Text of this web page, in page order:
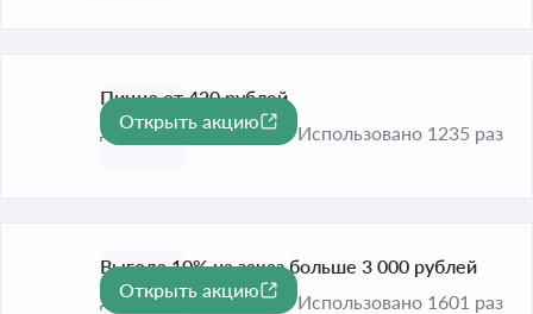
Пицца от 420 рублей
До 31 окт. 2026
Открыть акцию
Использовано 1235 раз
-10%
Выгода 10% на заказ больше 3 000 рублей
До 30 сент. 2026
Открыть акцию
Использовано 1601 раз